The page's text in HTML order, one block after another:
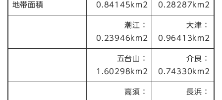
地帯面積
0.84145km2
0.28287km2
潮江：
0.23946km2
大津：
0.96413km2
五台山：
1.60298km2
介良：
0.74330km2
高須：
長浜：